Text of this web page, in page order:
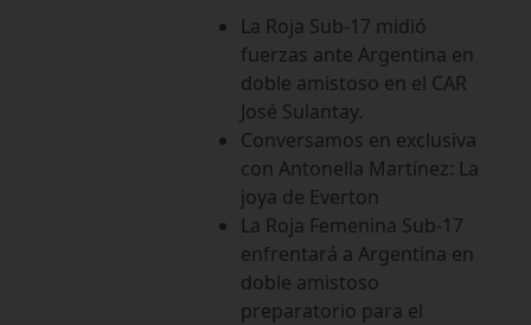
La Roja Sub-17 midió
fuerzas ante Argentina en
doble amistoso en el CAR
José Sulantay.
Conversamos en exclusiva
con Antonella Martínez: La
joya de Everton
La Roja Femenina Sub-17
enfrentará a Argentina en
doble amistoso
preparatorio para el